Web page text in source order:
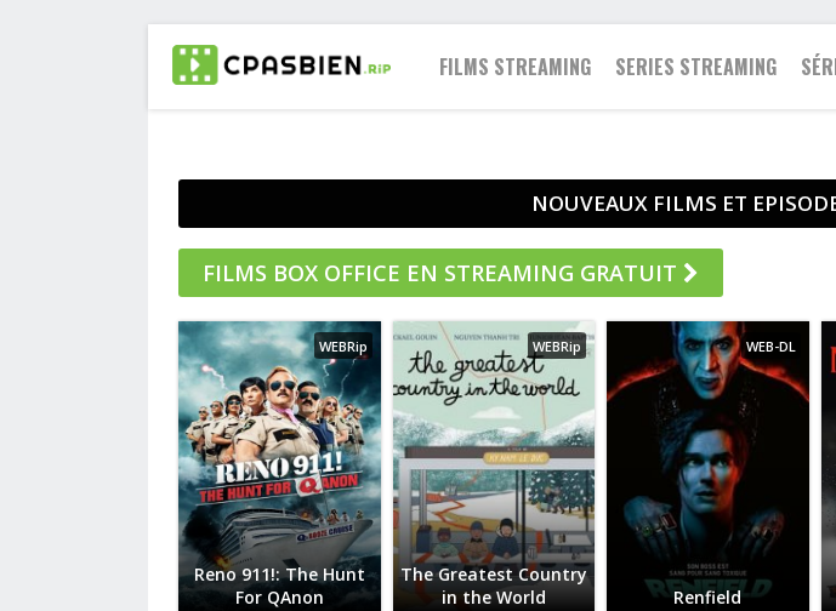
FILMS STREAMING
2019
2018
2017
2016
2015
2014
2013
Action
Biopic
Comédie
Drame
Documentaire
Epouvante-horreur
Espionnage
SERIES STREAMING
2021
2019
2018
2017
2016
2015
2014
2013
NOUVEAUX FILMS ET
FILMS BOX OFFICE EN STREAMING GRATUIT
WEBRip
Reno 911!: The Hunt
For QAnon
WEBRip
The Greatest Country
in the World
WEB-DL
Renfield